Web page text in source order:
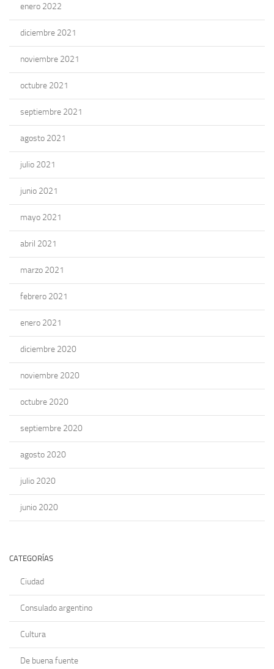
enero 2022
diciembre 2021
noviembre 2021
octubre 2021
septiembre 2021
agosto 2021
julio 2021
junio 2021
mayo 2021
abril 2021
marzo 2021
febrero 2021
enero 2021
diciembre 2020
noviembre 2020
octubre 2020
septiembre 2020
agosto 2020
julio 2020
junio 2020
CATEGORÍAS
Ciudad
Consulado argentino
Cultura
De buena fuente